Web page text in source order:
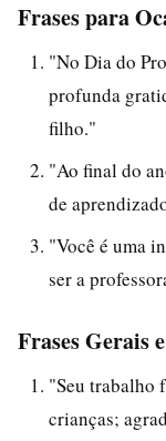
Frases para
"No Dia do
profunda
filho."
"Ao final do
de
"Você é uma
ser a
Frases Gerais
"Seu trabalho
crianças;